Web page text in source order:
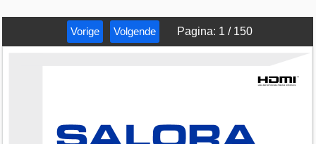
Vorige Volgende Pagina: 1 / 150